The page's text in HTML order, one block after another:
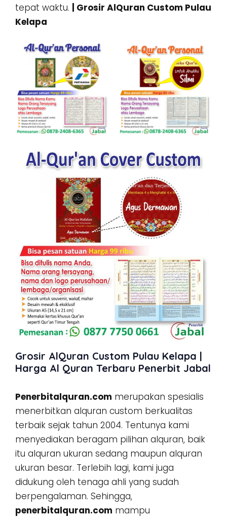
tepat waktu.
| Grosir AlQuran Custom Pulau
Kelapa
Grosir AlQuran Custom Pulau Kelapa |
Harga Al Quran Terbaru Penerbit Jabal
Penerbitalquran.com merupakan spesialis
menerbitkan alquran custom berkualitas
terbaik sejak tahun 2004. Tentunya kami
menyediakan beragam pilihan alquran, baik
itu alquran ukuran sedang maupun alquran
ukuran besar. Terlebih lagi, kami juga
didukung oleh tenaga ahli yang sudah
berpengalaman. Sehingga,
penerbitalquran.com mampu